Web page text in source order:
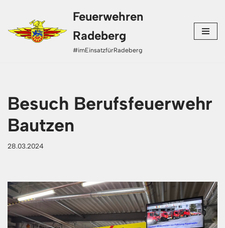
Zum
Inhalt
Feuerwehren
Radeberg
#imEinsatzfürRadeberg
Besuch Berufsfeuerwehr
Bautzen
28.03.2024